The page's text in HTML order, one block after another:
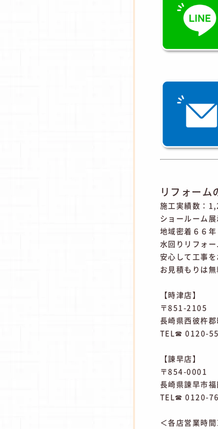
リフォーム
施工実績数：
ショールーム
地域密着６６年
水回りリフォ
安心して工事
お見積もりは
【時津店】
〒851-2105
長崎県西彼杵
TEL☎ 0120-
【諫早店】
〒854-0001
長崎県諫早市
TEL☎ 0120-
＜各店営業時間